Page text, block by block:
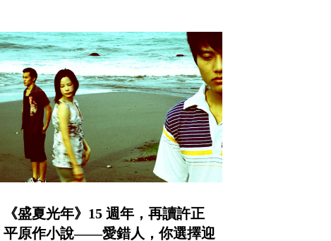
《盛夏光年》15 週年，再讀許正
平原作小說——愛錯人，你選擇迎